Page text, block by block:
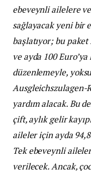
ebeveynli ailelere
sağlayacak yeni bir
başlatıyor; bu
ve ayda 100
düzenlemeyle,
Ausgleichszulagen-
yardım alacak. Bu
çift, aylık gelir
aileler için ayda
Tek ebeveynli
verilecek. Ancak,